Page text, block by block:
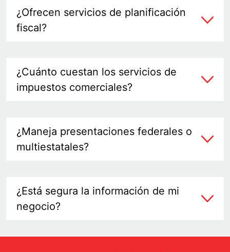
¿Ofrecen servicios de planificación
fiscal?
¿Cuánto cuestan los servicios de
impuestos comerciales?
¿Maneja presentaciones federales o
multiestatales?
¿Está segura la información de mi
negocio?